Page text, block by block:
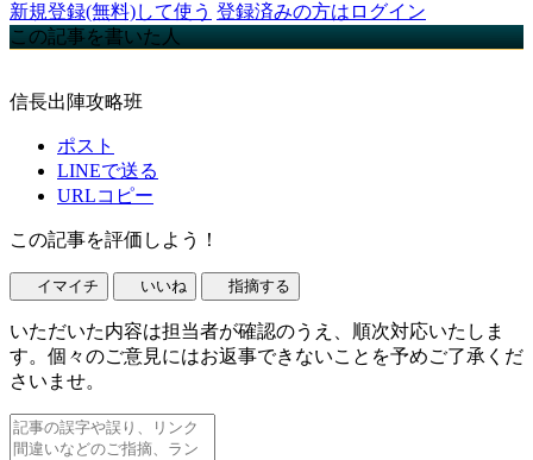
新規登録(無料)して使う 登録済みの方はログイン
この記事を書いた人
信長出陣攻略班
ポスト
LINEで送る
URLコピー
この記事を評価しよう！
イマイチ いいね 指摘する
いただいた内容は担当者が確認のうえ、順次対応いたしま
す。個々のご意見にはお返事できないことを予めご了承くだ
さいませ。